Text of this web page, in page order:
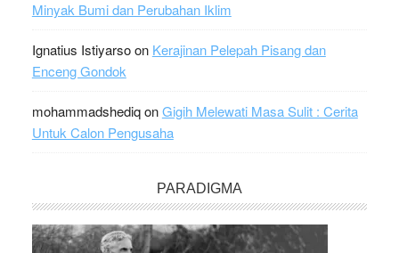
Minyak Bumi dan Perubahan Iklim
Ignatius Istiyarsoon Kerajinan Pelepah Pisang dan
Enceng Gondok
mohammadshediqonGigih Melewati Masa Sulit : Cerita
Untuk Calon Pengusaha
PARADIGMA